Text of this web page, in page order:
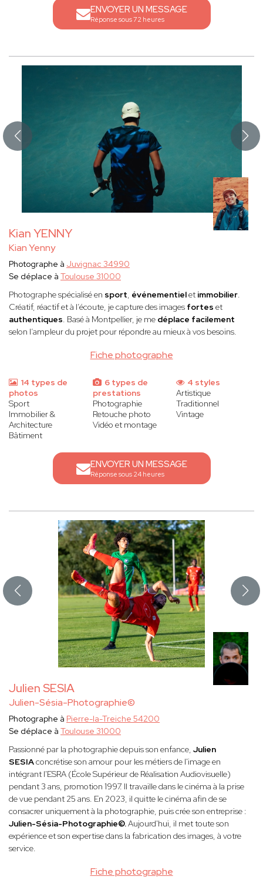
ENVOYER UN MESSAGE
Réponse sous 72 heures
Kian YENNY
Kian Yenny
Fiche photographe
Photographe à Juvignac 34990
Se déplace à Toulouse 31000
Photographe spécialisé en sport, événementielet immobilier.
Créatif, réactif et à l’écoute, je capture des images fortes et
authentiques. Basé à Montpellier, je me déplace facilement
selon l’ampleur du projet pour répondre au mieux à vos besoins.
14 types de
photos
Sport
Immobilier &
Architecture
Bâtiment
6 types de
prestations
Photographie
Retouche photo
Vidéo et montage
4 styles
Artistique
Traditionnel
Vintage
ENVOYER UN MESSAGE
Réponse sous 24 heures
Julien SESIA
Julien-Sésia-Photographie©
Fiche photographe
Photographe à Pierre-la-Treiche 54200
Se déplace à Toulouse 31000
Passionné par la photographie depuis son enfance, Julien
SESIAconcrétise son amour pour les métiers de l'image en
intégrant l'ESRA (École Supérieur de Réalisation Audiovisuelle)
pendant 3 ans, promotion 1997. Il travaille dans le cinéma à la prise
de vue pendant 25 ans. En 2023, il quitte le cinéma afin de se
consacrer uniquement à la photographie, puis crée son entreprise :
Julien-Sésia-Photographie©.Aujourd'hui, il met toute son
expérience et son expertise dans la fabrication des images, à votre
service.